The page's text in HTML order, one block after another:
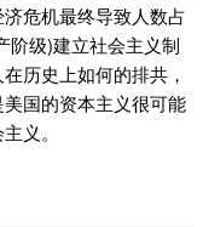
危机最终导致人数占
阶级)建立社会主义制
历史上如何的排共，
国的资本主义很可能
义。